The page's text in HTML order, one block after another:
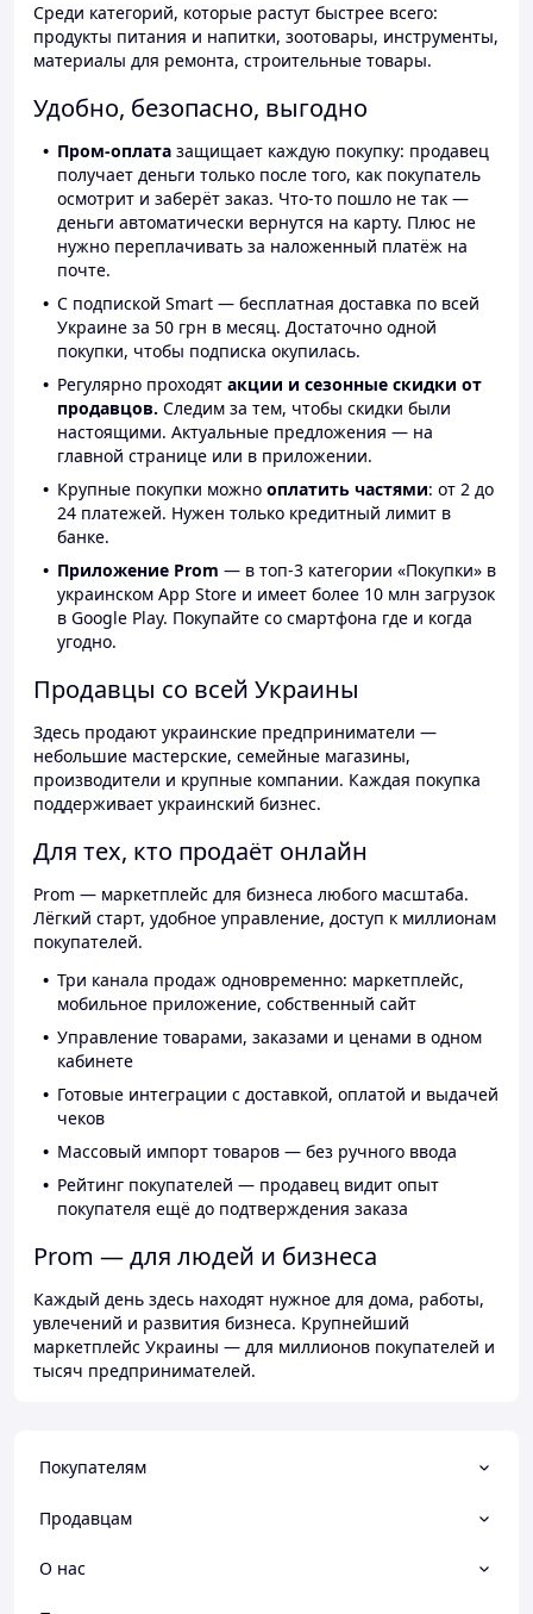
Среди категорий, которые растут быстрее всего:
продукты питания и напитки, зоотовары, инструменты,
материалы для ремонта, строительные товары.
Удобно, безопасно, выгодно
Пром-оплата защищает каждую покупку: продавец
получает деньги только после того, как покупатель
осмотрит и заберёт заказ. Что-то пошло не так —
деньги автоматически вернутся на карту. Плюс не
нужно переплачивать за наложенный платёж на
почте.
С подпиской Smart — бесплатная доставка по всей
Украине за 50 грн в месяц. Достаточно одной
покупки, чтобы подписка окупилась.
Регулярно проходят акции и сезонные скидки от
продавцов. Следим за тем, чтобы скидки были
настоящими. Актуальные предложения — на
главной странице или в приложении.
Крупные покупки можно оплатить частями: от 2 до
24 платежей. Нужен только кредитный лимит в
банке.
Приложение Prom — в топ-3 категории «Покупки» в
украинском App Store и имеет более 10 млн загрузок
в Google Play. Покупайте со смартфона где и когда
угодно.
Продавцы со всей Украины
Здесь продают украинские предприниматели —
небольшие мастерские, семейные магазины,
производители и крупные компании. Каждая покупка
поддерживает украинский бизнес.
Для тех, кто продаёт онлайн
Prom — маркетплейс для бизнеса любого масштаба.
Лёгкий старт, удобное управление, доступ к миллионам
покупателей.
Три канала продаж одновременно: маркетплейс,
мобильное приложение, собственный сайт
Управление товарами, заказами и ценами в одном
кабинете
Готовые интеграции с доставкой, оплатой и выдачей
чеков
Массовый импорт товаров — без ручного ввода
Рейтинг покупателей — продавец видит опыт
покупателя ещё до подтверждения заказа
Prom — для людей и бизнеса
Каждый день здесь находят нужное для дома, работы,
увлечений и развития бизнеса. Крупнейший
маркетплейс Украины — для миллионов покупателей и
тысяч предпринимателей.
Покупателям
Продавцам
О нас